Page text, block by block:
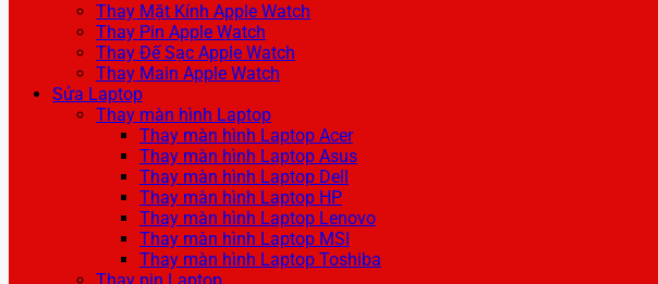
Thay Mặt Kính Apple Watch
Thay Pin Apple Watch
Thay Đế Sạc Apple Watch
Thay Main Apple Watch
Sửa Laptop
Thay màn hình Laptop
Thay màn hình Laptop Acer
Thay màn hình Laptop Asus
Thay màn hình Laptop Dell
Thay màn hình Laptop HP
Thay màn hình Laptop Lenovo
Thay màn hình Laptop MSI
Thay màn hình Laptop Toshiba